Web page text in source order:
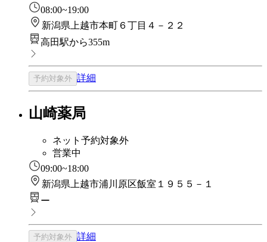
08:00~19:00
新潟県上越市本町６丁目４－２２
高田駅から355m
予約対象外 詳細
山崎薬局
ネット予約対象外
営業中
09:00~18:00
新潟県上越市浦川原区飯室１９５５－１
ー
予約対象外 詳細